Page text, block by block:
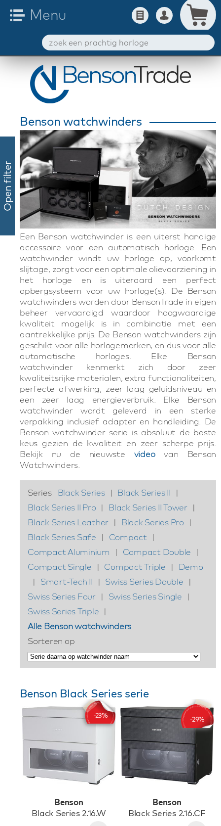
Open filter
Benson watchwinders
Een Benson watchwinder is een uiterst handige
accessoire voor een automatisch horloge. Een
watchwinder windt uw horloge op, voorkomt
slijtage, zorgt voor een optimale olievoorziening in
het horloge en is uiteraard een perfect
opbergsysteem voor uw horloge(s). De Benson
watchwinders worden door BensonTrade in eigen
beheer vervaardigd waardoor hoogwaardige
kwaliteit mogelijk is in combinatie met een
aantrekkelijke prijs. De Benson watchwinders zijn
geschikt voor alle horlogemerken, en dus voor alle
automatische horloges. Elke Benson
watchwinder kenmerkt zich door zeer
kwaliteitsrijke materialen, extra functionaliteiten,
perfecte afwerking, zeer laag geluidsniveau en
een zeer laag energieverbruik. Elke Benson
watchwinder wordt geleverd in een sterke
verpakking inclusief adapter en handleiding. De
Benson watchwinder serie is absoluut de beste
keus gezien de kwaliteit en zeer scherpe prijs.
Bekijk nu de nieuwste videovan Benson
Watchwinders.
Series Black Series | Black Series II
|
Black Series II Pro | Black Series II Tower |
Black Series Leather | Black Series Pro
|
Black Series Safe
| Compact
|
Compact Aluminium
| Compact Double
|
Compact Single
| Compact Triple |
Demo
|
Smart-Tech II | Swiss Series Double
|
Swiss Series Four | Swiss Series Single
|
Swiss Series Triple |
Alle Benson watchwinders
Sorteren op
Benson Black Series serie
Benson
Black Series 2.16.W
Benson
Black Series 2.16.CF